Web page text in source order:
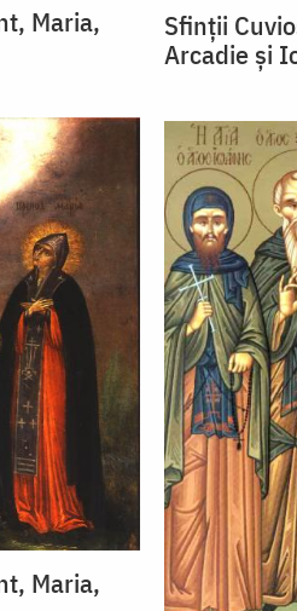
Maria,
Sfinții
Arcadie și
Maria,